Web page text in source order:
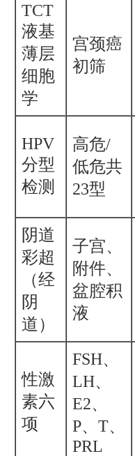
TCT
液基
薄层
细胞
学
宫颈癌
初筛
HPV
分型
检测
高危/
低危共
23型
阴道
彩超
（经
阴
道）
子宫、
附件、
盆腔积
液
性激
素六
项
FSH、
LH、
E2、
P、T、
PRL